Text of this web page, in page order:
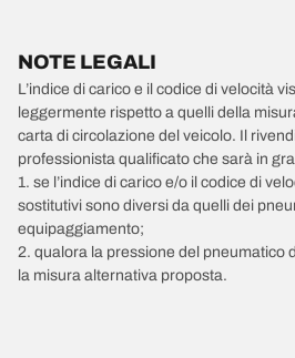
NOTE LEGALI
L’indice di carico e il codice di velocità
leggermente rispetto a quelli della
carta di circolazione del veicolo. Il
professionista qualificato che sarà in
1. se l’indice di carico e/o il codice di
sostitutivi sono diversi da quelli dei
equipaggiamento;
2. qualora la pressione del pneumatico
la misura alternativa proposta.